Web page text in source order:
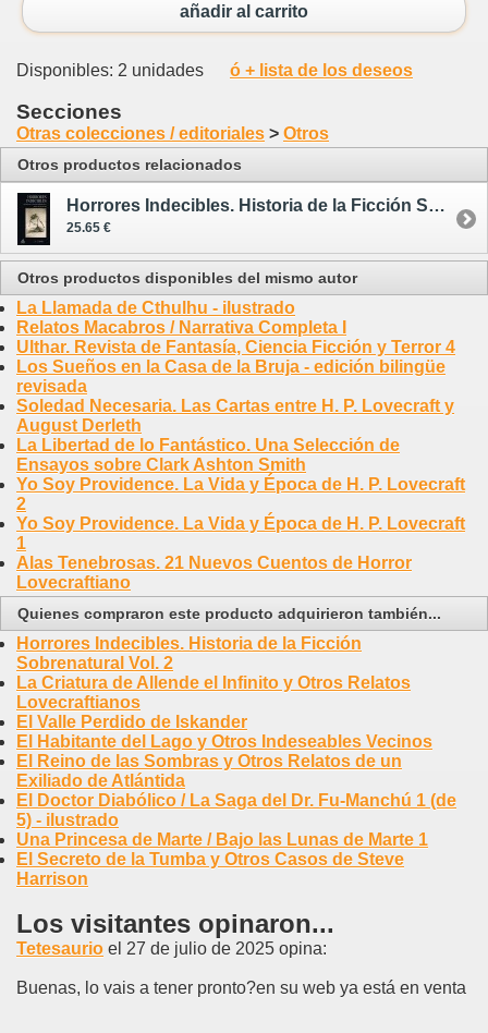
añadir al carrito
Disponibles: 2 unidades ó + lista de los deseos
Secciones
Otras colecciones / editoriales > Otros
Otros productos relacionados
Horrores Indecibles. Historia de la Ficción Sobrenatural Vol. 2
25.65 €
Otros productos disponibles del mismo autor
La Llamada de Cthulhu - ilustrado
Relatos Macabros / Narrativa Completa I
Ulthar. Revista de Fantasía, Ciencia Ficción y Terror 4
Los Sueños en la Casa de la Bruja - edición bilingüe
revisada
Soledad Necesaria. Las Cartas entre H. P. Lovecraft y
August Derleth
La Libertad de lo Fantástico. Una Selección de
Ensayos sobre Clark Ashton Smith
Yo Soy Providence. La Vida y Época de H. P. Lovecraft
2
Yo Soy Providence. La Vida y Época de H. P. Lovecraft
1
Alas Tenebrosas. 21 Nuevos Cuentos de Horror
Lovecraftiano
Quienes compraron este producto adquirieron también...
Horrores Indecibles. Historia de la Ficción
Sobrenatural Vol. 2
La Criatura de Allende el Infinito y Otros Relatos
Lovecraftianos
El Valle Perdido de Iskander
El Habitante del Lago y Otros Indeseables Vecinos
El Reino de las Sombras y Otros Relatos de un
Exiliado de Atlántida
El Doctor Diabólico / La Saga del Dr. Fu-Manchú 1 (de
5) - ilustrado
Una Princesa de Marte / Bajo las Lunas de Marte 1
El Secreto de la Tumba y Otros Casos de Steve
Harrison
Los visitantes opinaron...
Tetesaurio el 27 de julio de 2025 opina:
Buenas, lo vais a tener pronto?en su web ya está en venta